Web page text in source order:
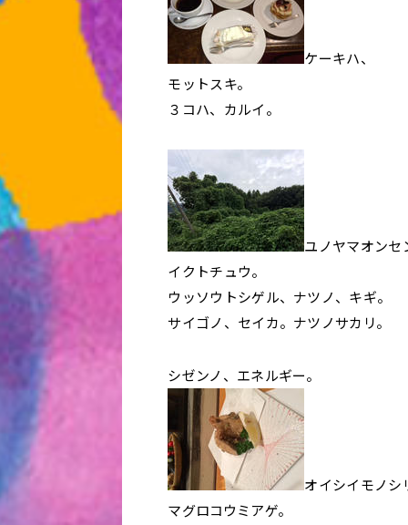
ケーキハ、
モットスキ。
３コハ、カルイ。
ユノヤマオンセ
イクトチュウ。
ウッソウトシゲル、ナツノ、キギ。
サイゴノ、セイカ。ナツノサカリ。
シゼンノ、エネルギー。
オイシイモノシ
マグロコウミアゲ。